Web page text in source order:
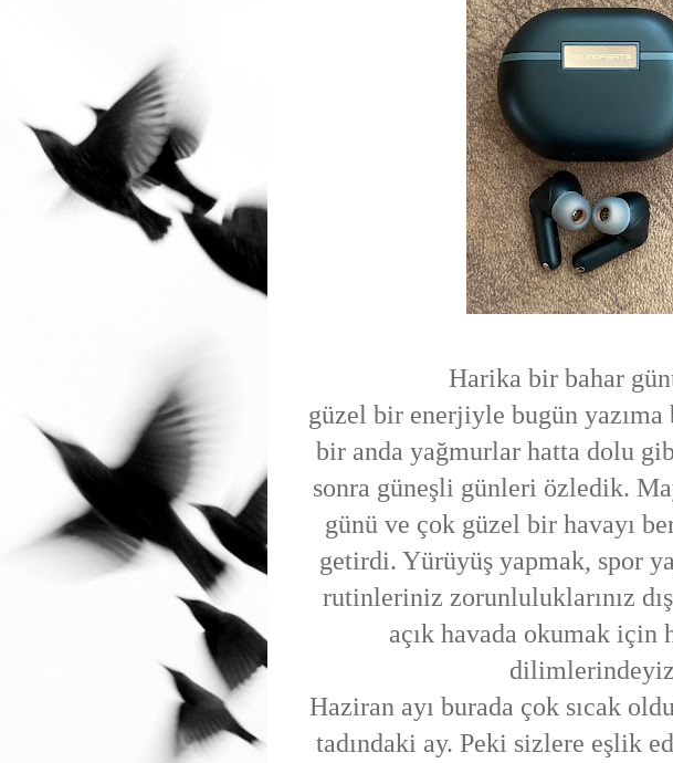
Harika bir bahar
güzel bir enerjiyle bugün
bir anda yağmurlar hatta dolu
sonra güneşli günleri özledik.
günü ve çok güzel bir havayı
getirdi. Yürüyüş yapmak, spor
rutinleriniz zorunluluklarınız
açık havada okumak için
Haziran ayı burada çok sıcak
tadındaki ay. Peki sizlere eşlik